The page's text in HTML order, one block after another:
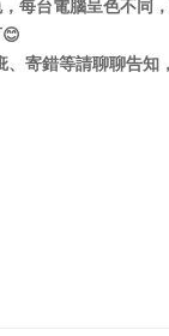
每台電腦呈色不同
寄錯等請聊聊告知